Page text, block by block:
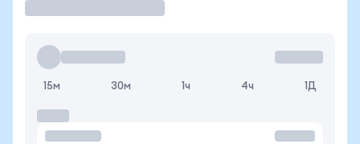
15м 30м 1ч 4ч 1Д